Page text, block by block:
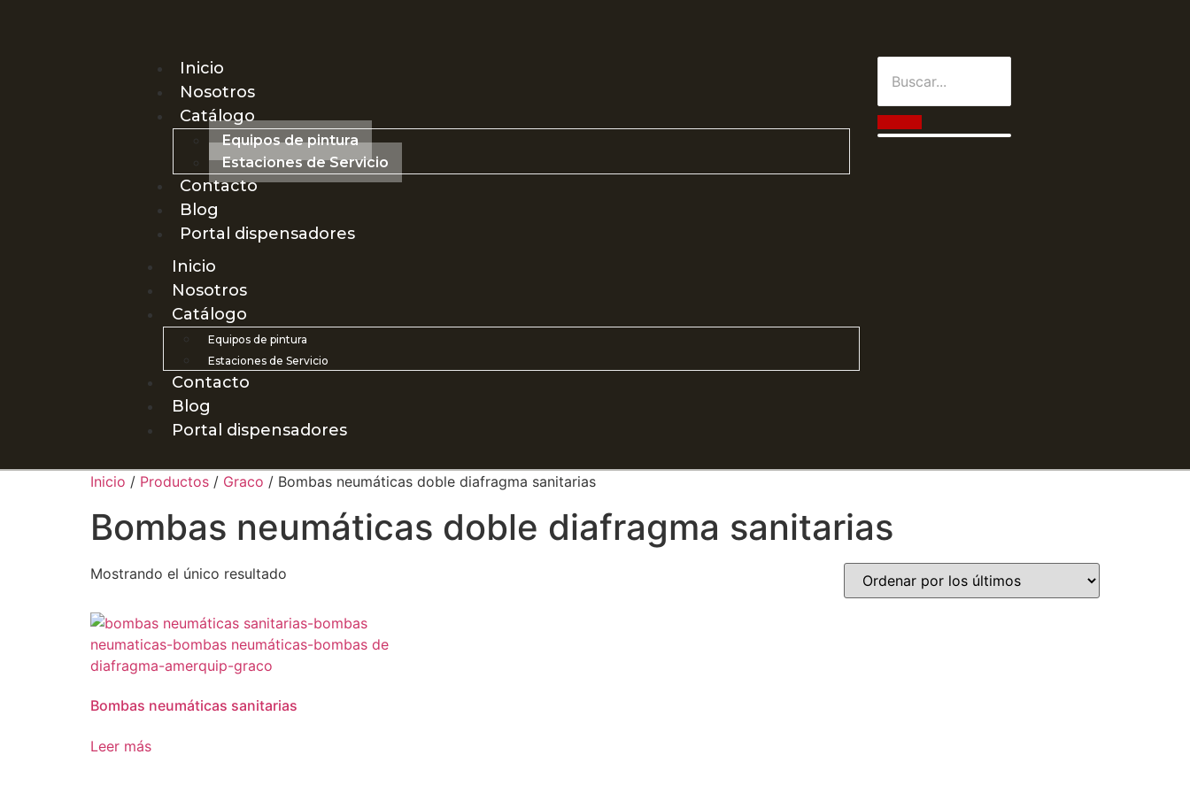
Inicio
Nosotros
Catálogo
Equipos de pintura
Estaciones de Servicio
Contacto
Blog
Portal dispensadores
Inicio
Nosotros
Catálogo
Equipos de pintura
Estaciones de Servicio
Contacto
Blog
Portal dispensadores
Inicio / Productos / Graco / Bombas neumáticas doble diafragma sanitarias
Bombas neumáticas doble diafragma sanitarias
Mostrando el único resultado
Bombas neumáticas sanitarias
Leer más